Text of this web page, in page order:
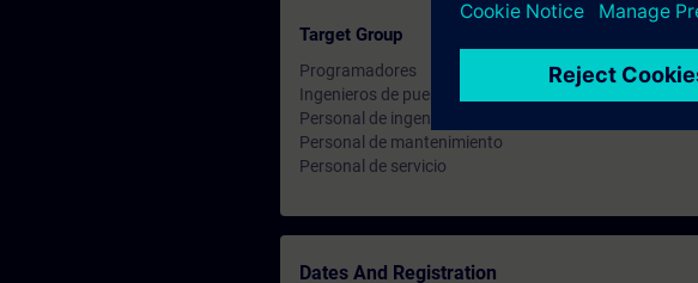
Target Group
Programadores
Ingenieros de puesta en marcha
Personal de ingeniería
Personal de mantenimiento
Personal de servicio
Dates And Registration